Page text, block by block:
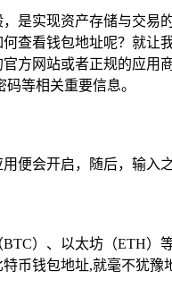
是实现资产存储与交
查看钱包地址呢？就
方网站或者正规的应
等相关重要信息。
会开启，随后，输入
）、以太坊（ETH
币钱包地址,就毫不犹豫